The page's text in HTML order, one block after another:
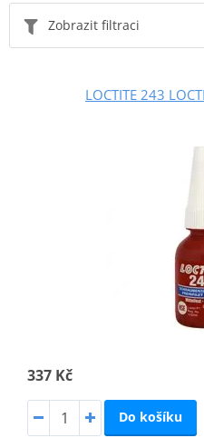
Zobrazit filtraci
LOCTITE 243
337 Kč
Do košíku